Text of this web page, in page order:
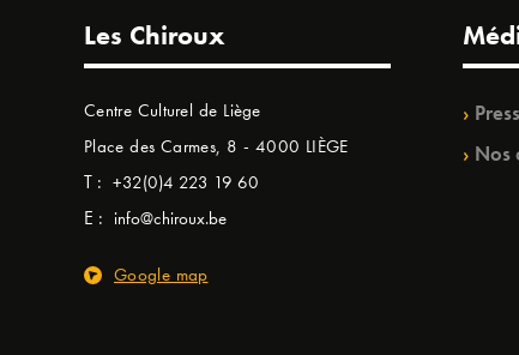
Les Chiroux
Centre Culturel de Liège
Place des Carmes, 8 - 4000 LIÈGE
T : +32(0)4 223 19 60
E : info@chiroux.be
Google map
Nos